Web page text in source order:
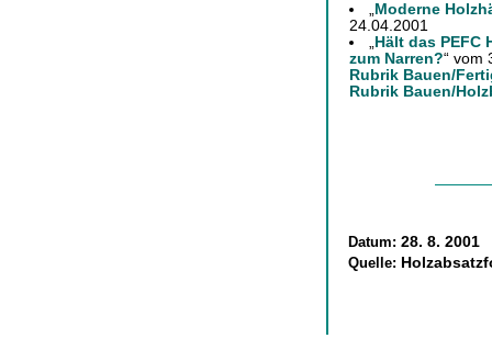
„Moderne
24.04.2001
„Hält das PEFC
zum Narren?“ vom
Rubrik Bauen/
Rubrik Bauen/
Datum: 28. 8. 2001
Quelle: